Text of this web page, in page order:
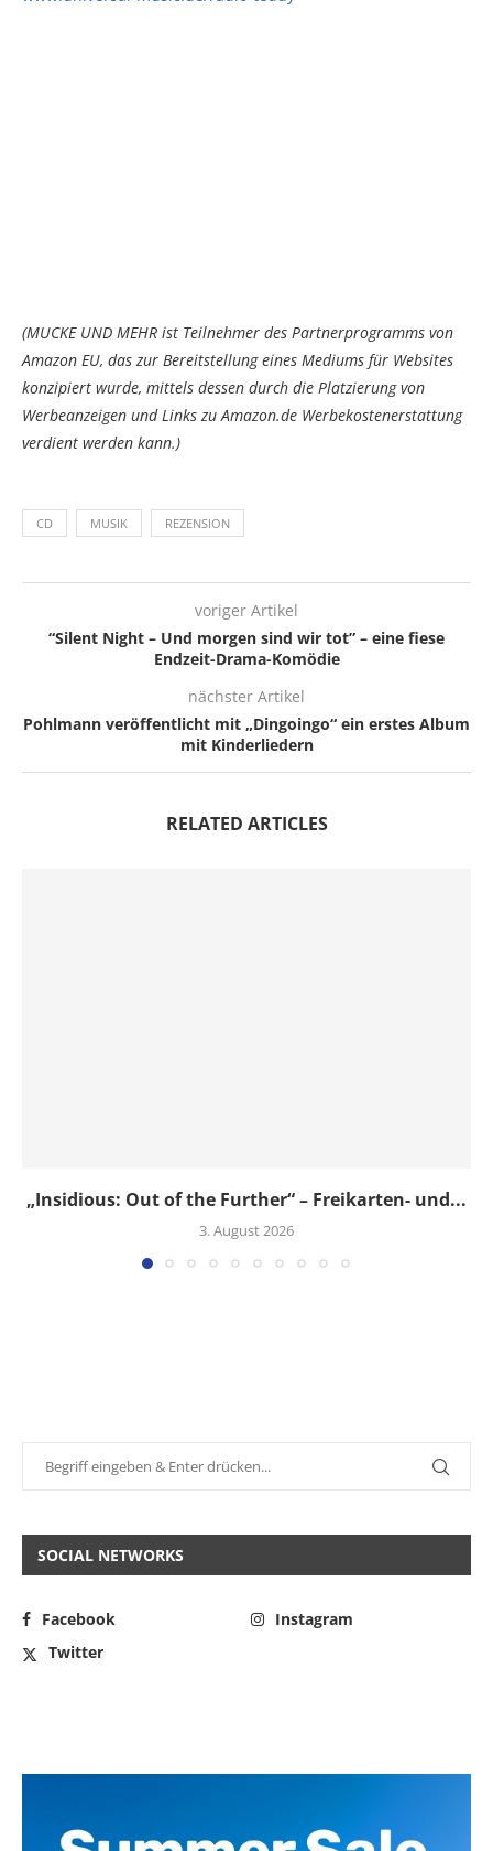
(MUCKE UND MEHR ist Teilnehmer des Partnerprogramms von
Amazon EU, das zur Bereitstellung eines Mediums für Websites
konzipiert wurde, mittels dessen durch die Platzierung von
Werbeanzeigen und Links zu Amazon.de Werbekostenerstattung
verdient werden kann.)
CD MUSIK REZENSION
voriger Artikel
“Silent Night – Und morgen sind wir tot” – eine fiese
Endzeit-Drama-Komödie
nächster Artikel
Pohlmann veröffentlicht mit „Dingoingo“ ein erstes Album
mit Kinderliedern
RELATED ARTICLES
„Insidious: Out of the Further“ – Freikarten- und...
3. August 2026
SOCIAL NETWORKS
Facebook
Instagram
Twitter